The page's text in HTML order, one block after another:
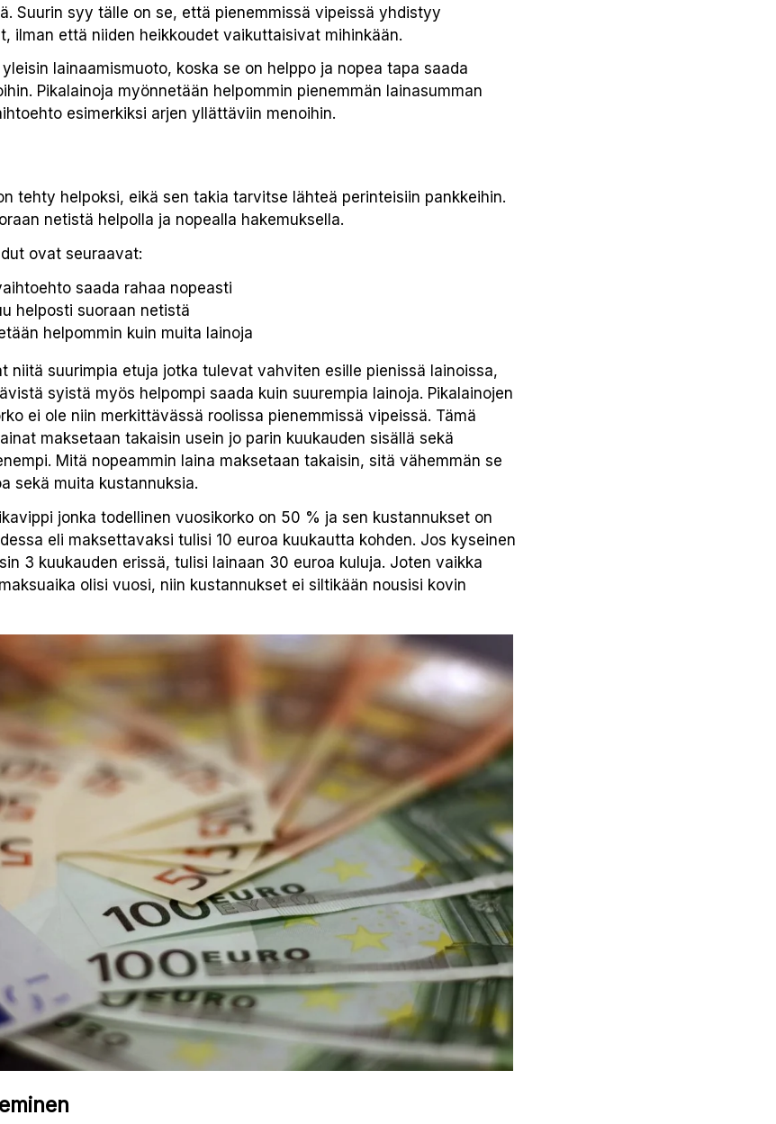
Suurin syy tälle on se, että pienemmissä vipeissä yhdistyy
ilman että niiden heikkoudet vaikuttaisivat mihinkään.
lainaamismuoto, koska se on helppo ja nopea tapa saada
Pikalainoja myönnetään helpommin pienemmän lainasumman
esimerkiksi arjen yllättäviin menoihin.
tehty helpoksi, eikä sen takia tarvitse lähteä perinteisiin pankkeihin.
netistä helpolla ja nopealla hakemuksella.
ovat seuraavat:
saada rahaa nopeasti
helposti suoraan netistä
helpommin kuin muita lainoja
niitä suurimpia etuja jotka tulevat vahviten esille pienissä lainoissa,
syistä myös helpompi saada kuin suurempia lainoja. Pikalainojen
ei ole niin merkittävässä roolissa pienemmissä vipeissä. Tämä
maksetaan takaisin usein jo parin kuukauden sisällä sekä
Mitä nopeammin laina maksetaan takaisin, sitä vähemmän se
sekä muita kustannuksia.
jonka todellinen vuosikorko on 50 % ja sen kustannukset on
eli maksettavaksi tulisi 10 euroa kuukautta kohden. Jos kyseinen
3 kuukauden erissä, tulisi lainaan 30 euroa kuluja. Joten vaikka
olisi vuosi, niin kustannukset ei siltikään nousisi kovin